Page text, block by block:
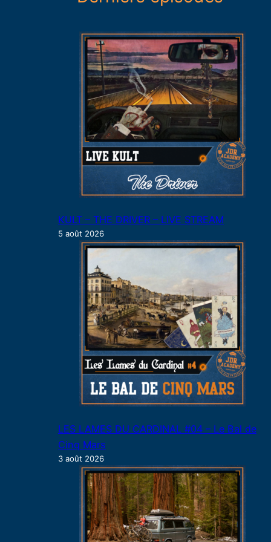
KULT – THE DRIVER – LIVE STREAM
5 août 2026
LES LAMES DU CARDINAL #04 – Le Bal de
Cinq Mars
3 août 2026